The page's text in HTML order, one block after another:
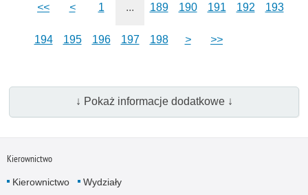
<< < 1 ... 189 190 191 192 193
194 195 196 197 198 > >>
↓ Pokaż informacje dodatkowe ↓
Kierownictwo
Kierownictwo Wydziały